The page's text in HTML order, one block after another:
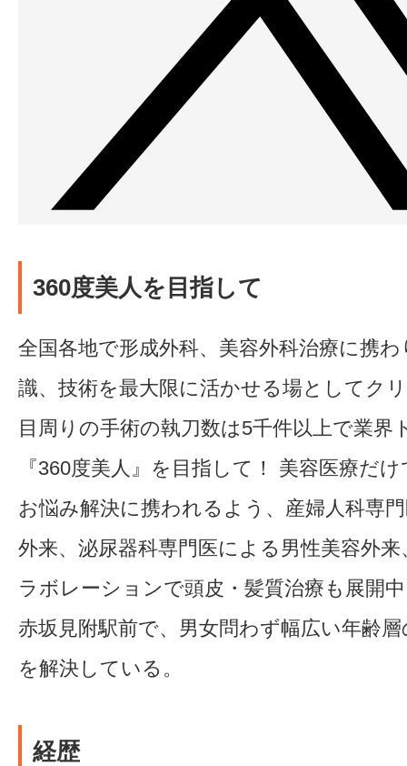
360度美人を目指して
全国各地で形成外科、美容外科治療に携
識、技術を最大限に活かせる場としてク
目周りの手術の執刀数は5千件以上で業界
『360度美人』を目指して！ 美容医療だ
お悩み解決に携われるよう、産婦人科専
外来、泌尿器科専門医による男性美容外
ラボレーションで頭皮・髪質治療も展開
赤坂見附駅前で、男女問わず幅広い年齢
を解決している。
経歴